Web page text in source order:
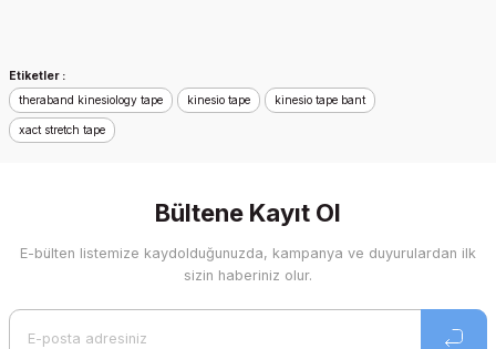
Etiketler :
theraband kinesiology tape
kinesio tape kinesio tape bant
xact stretch tape
Bültene Kayıt Ol
E-bülten listemize kaydolduğunuzda, kampanya ve duyurulardan ilk
sizin haberiniz olur.